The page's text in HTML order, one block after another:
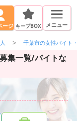
ージ キープBOX メニュー
千葉市の女性バイト
集一覧/バイトな